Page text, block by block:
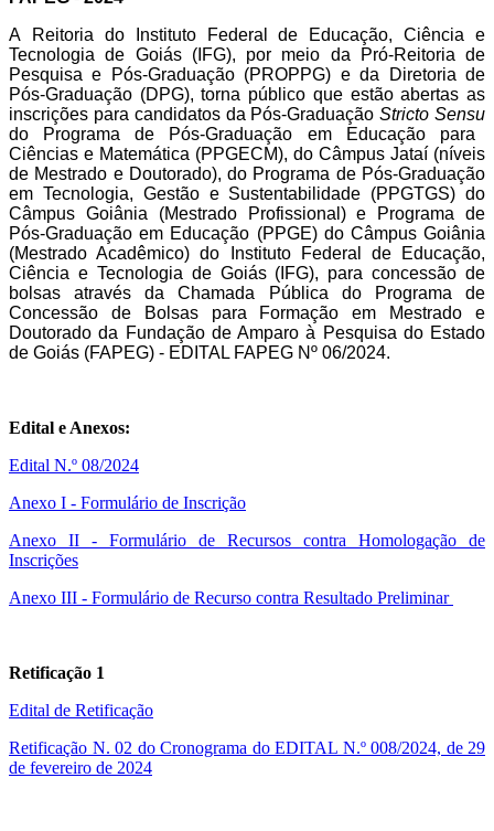
A
Reitoria do Instituto Federal de Educação, Ciência
e
Tecnologia de Goiás (IFG), por meio da Pró-Reitoria de
Pesquisa e Pós-Graduação (PROPPG) e da Diretoria de
Pós-Graduação (DPG), torna público que estão abertas as
inscrições para candidatos da Pós-Graduação Stricto Sensu
do Programa de Pós-Graduação em Educação para
Ciências e Matemática (PPGECM), do Câmpus Jataí (níveis
de Mestrado e Doutorado), do Programa de Pós-Graduação
em Tecnologia, Gestão e Sustentabilidade (PPGTGS) do
Câmpus Goiânia (Mestrado Profissional) e Programa de
Pós-Graduação em Educação (PPGE) do Câmpus Goiânia
(Mestrado Acadêmico) do Instituto Federal de Educação,
Ciência e Tecnologia de Goiás (IFG), para concessão de
bolsas através da Chamada Pública do Programa de
Concessão de Bolsas para Formação em Mestrado e
Doutorado da Fundação de Amparo à Pesquisa do Estado
de Goiás (FAPEG) - EDITAL FAPEG Nº 06/2024.
Edital e Anexos:
Edital N.º 08/2024
Anexo I - Formulário de Inscrição
Anexo II - Formulário de Recursos contra Homologação de
Inscrições
Anexo III - Formulário de Recurso contra Resultado Preliminar
Retificação 1
Edital de Retificação
Retificação N. 02 do Cronograma do EDITAL N.º 008/2024, de 29
de fevereiro de 2024